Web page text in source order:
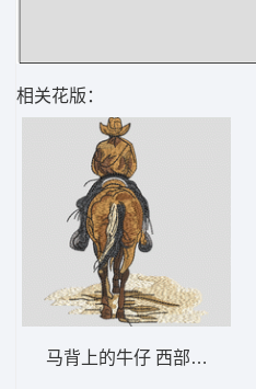
相关花版：
马背上的牛仔 西部牛仔 骑马